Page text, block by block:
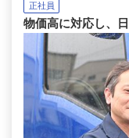
正社員
物価高に対応し、